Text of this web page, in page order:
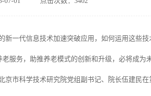
新一代信息技术加速突破应用，如何运用这些
服务，助推养老模式的创新和升级，必将成为
京市科学技术研究院党组副书记、院长伍建民